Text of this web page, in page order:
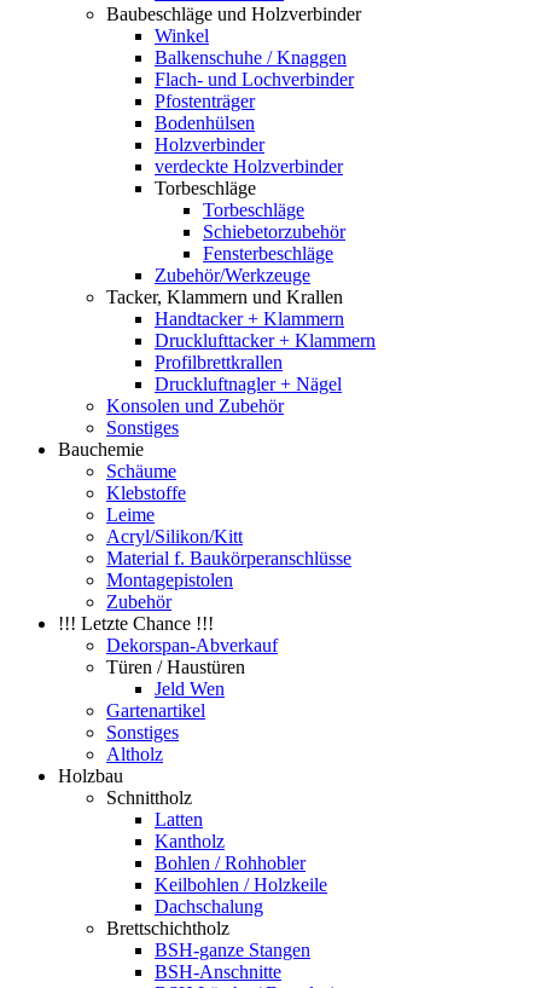
Baubeschläge und Holzverbinder
Winkel
Balkenschuhe / Knaggen
Flach- und Lochverbinder
Pfostenträger
Bodenhülsen
Holzverbinder
verdeckte Holzverbinder
Torbeschläge
Torbeschläge
Schiebetorzubehör
Fensterbeschläge
Zubehör/Werkzeuge
Tacker, Klammern und Krallen
Handtacker + Klammern
Drucklufttacker + Klammern
Profilbrettkrallen
Druckluftnagler + Nägel
Konsolen und Zubehör
Sonstiges
Bauchemie
Schäume
Klebstoffe
Leime
Acryl/Silikon/Kitt
Material f. Baukörperanschlüsse
Montagepistolen
Zubehör
!!! Letzte Chance !!!
Dekorspan-Abverkauf
Türen / Haustüren
Jeld Wen
Gartenartikel
Sonstiges
Altholz
Holzbau
Schnittholz
Latten
Kantholz
Bohlen / Rohhobler
Keilbohlen / Holzkeile
Dachschalung
Brettschichtholz
BSH-ganze Stangen
BSH-Anschnitte